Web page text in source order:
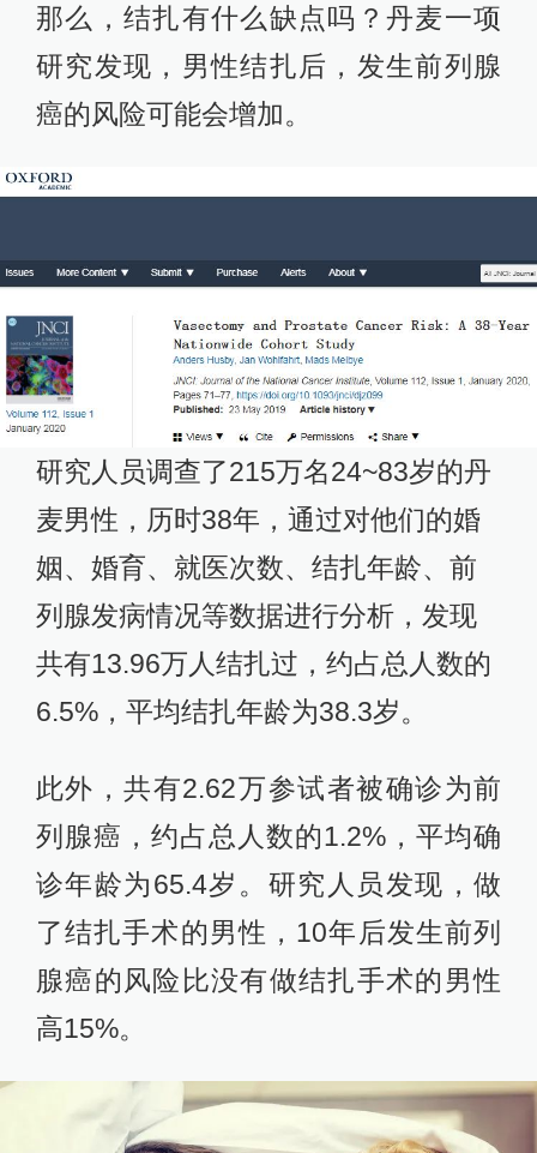
那么，结扎有什么缺点吗？丹麦一项
研究发现，男性结扎后，发生前列腺
癌的风险可能会增加。
研究人员调查了215万名24~83岁的丹
麦男性，历时38年，通过对他们的婚
姻、婚育、就医次数、结扎年龄、前
列腺发病情况等数据进行分析，发现
共有13.96万人结扎过，约占总人数的
6.5%，平均结扎年龄为38.3岁。
此外，共有2.62万参试者被确诊为前
列腺癌，约占总人数的1.2%，平均确
诊年龄为65.4岁。研究人员发现，做
了结扎手术的男性，10年后发生前列
腺癌的风险比没有做结扎手术的男性
高15%。